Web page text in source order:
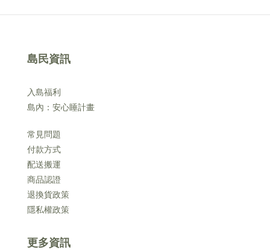
島民資訊
入島福利
島內：安心睡計畫
常見問題
付款方式
配送搬運
商品認證
退換貨政策
隱私權政策
更多資訊